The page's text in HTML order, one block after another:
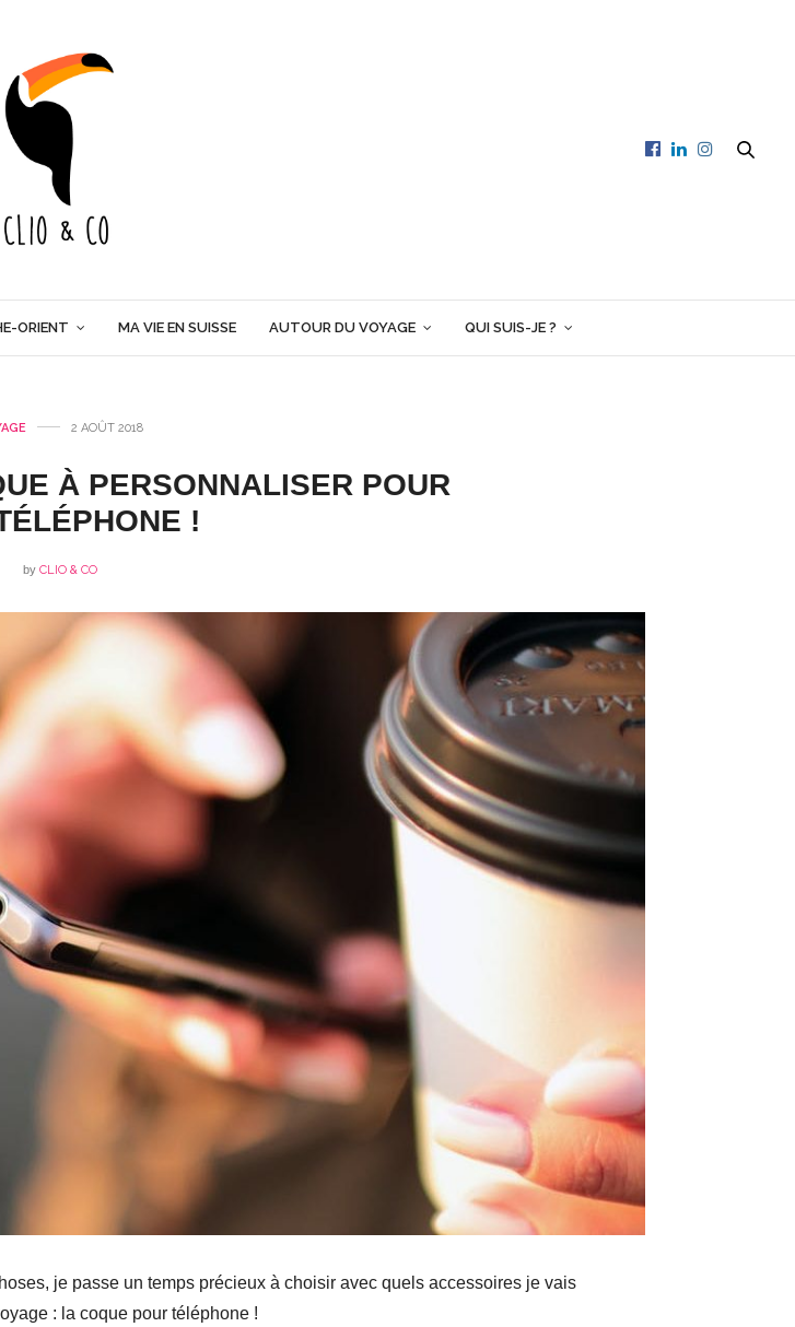
ORIENT MA VIE EN SUISSE AUTOUR DU VOYAGE QUI SUIS-JE ?
2 AOÛT 2018
À PERSONNALISER POUR
!
by CLIO & CO
je passe un temps précieux à choisir avec quels accessoires je vais
: la coque pour téléphone !